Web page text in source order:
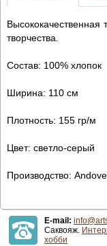
Высококачественная
творчества.
Состав: 100% хлопок
Ширина: 110 см
Плотность: 155 гр/м
Цвет: светло-серый
Производство:
E-mail:
Саквояж.
хобби